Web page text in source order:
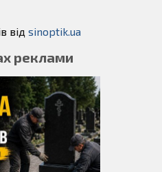
від sinoptik.ua
реклами